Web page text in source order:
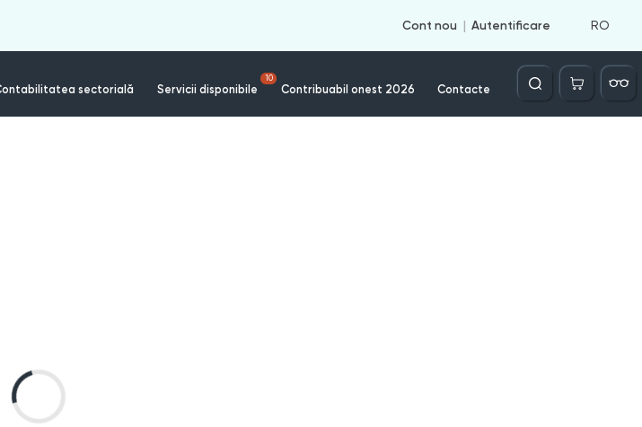
Cont nou Autentificare RO
sectorială Servicii disponibile
10
Contribuabil onest 2026 Contacte
Căutare